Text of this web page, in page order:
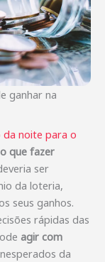
ganhar na
noite para o
o que fazer
ser
da loteria,
seus ganhos.
rápidas das
agir com
da